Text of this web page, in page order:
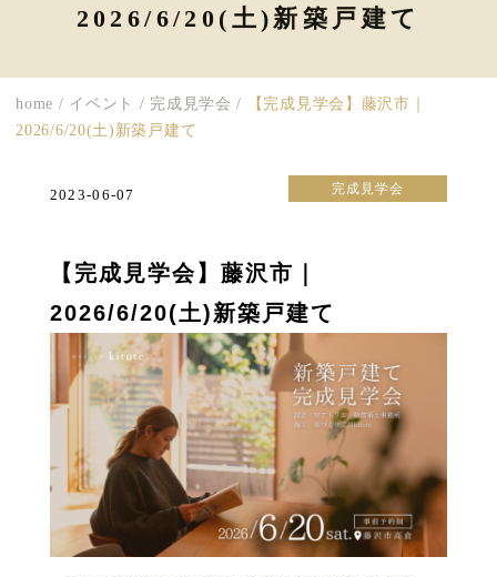
2026/6/20(土)新築戸建て
home / イベント / 完成見学会 /
【完成見学会】藤沢市｜
2026/6/20(土)新築戸建て
【完成見学会】藤沢市｜
2026/6/20(土)新築戸建て
2023-06-07 完成見学会